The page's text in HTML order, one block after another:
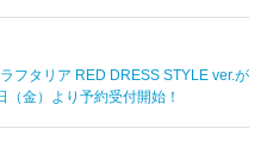
フタリア RED DRESS STYLE ver.が
金）より予約受付開始！